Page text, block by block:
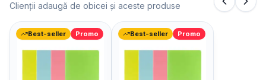
Clienții adaugă de obicei și aceste produse
Best-seller Promo Best-seller Promo